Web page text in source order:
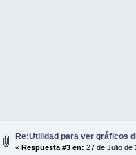
Re:Utilidad para ver gráficos
«Respuesta #3 en: 27 de Julio de